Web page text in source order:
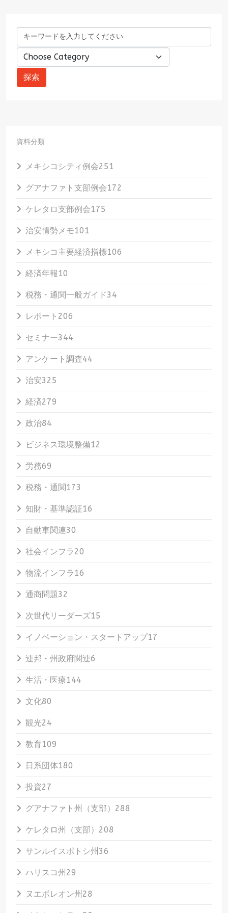
資料分類
メキシコシティ例会251
グアナファト支部例会172
ケレタロ支部例会175
治安情勢メモ101
メキシコ主要経済指標106
経済年報10
税務・通関一般ガイド34
レポート 206
セミナー344
アンケート調査44
治安325
経済279
政治84
ビジネス環境整備12
労務69
税務・通関173
知財・基準認証16
自動車関連30
社会インフラ20
物流インフラ16
通商問題32
次世代リーダーズ15
イノベーション・スタートアップ17
連邦・州政府関連6
生活・医療144
文化80
観光24
教育109
日系団体180
投資27
グアナファト州（支部） 288
ケレタロ州（支部） 208
サンルイスポトシ州 36
ハリスコ州 29
ヌエボレオン州 28